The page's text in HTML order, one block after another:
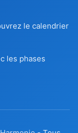
le calendrier
les phases